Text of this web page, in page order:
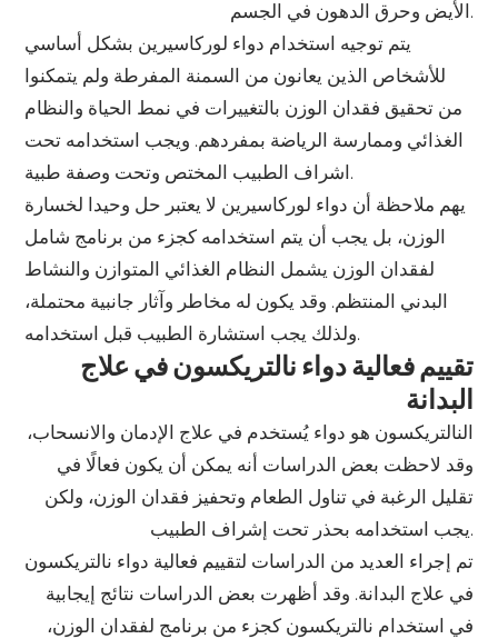
الأيض وحرق الدهون في الجسم.
يتم توجيه استخدام دواء لوركاسيرين بشكل أساسي
للأشخاص الذين يعانون من السمنة المفرطة ولم يتمكنوا
من تحقيق فقدان الوزن بالتغييرات في نمط الحياة والنظام
الغذائي وممارسة الرياضة بمفردهم. ويجب استخدامه تحت
اشراف الطبيب المختص وتحت وصفة طبية.
يهم ملاحظة أن دواء لوركاسيرين لا يعتبر حل وحيدا لخسارة
الوزن، بل يجب أن يتم استخدامه كجزء من برنامج شامل
لفقدان الوزن يشمل النظام الغذائي المتوازن والنشاط
البدني المنتظم. وقد يكون له مخاطر وآثار جانبية محتملة،
ولذلك يجب استشارة الطبيب قبل استخدامه.
تقييم فعالية دواء نالتريكسون في علاج
البدانة
النالتريكسون هو دواء يُستخدم في علاج الإدمان والانسحاب،
وقد لاحظت بعض الدراسات أنه يمكن أن يكون فعالًا في
تقليل الرغبة في تناول الطعام وتحفيز فقدان الوزن، ولكن
يجب استخدامه بحذر تحت إشراف الطبيب.
تم إجراء العديد من الدراسات لتقييم فعالية دواء نالتريكسون
في علاج البدانة. وقد أظهرت بعض الدراسات نتائج إيجابية
في استخدام نالتريكسون كجزء من برنامج لفقدان الوزن،